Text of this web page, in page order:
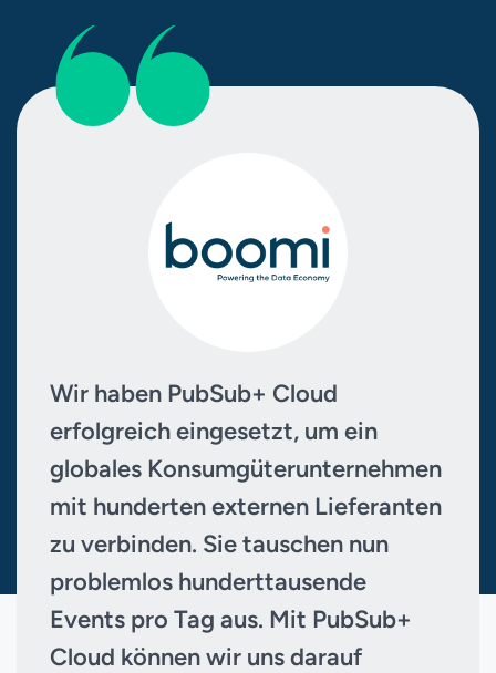
Wir haben PubSub+ Cloud
erfolgreich eingesetzt, um ein
globales Konsumgüterunternehmen
mit hunderten externen Lieferanten
zu verbinden. Sie tauschen nun
problemlos hunderttausende
Events pro Tag aus. Mit PubSub+
Cloud können wir uns darauf